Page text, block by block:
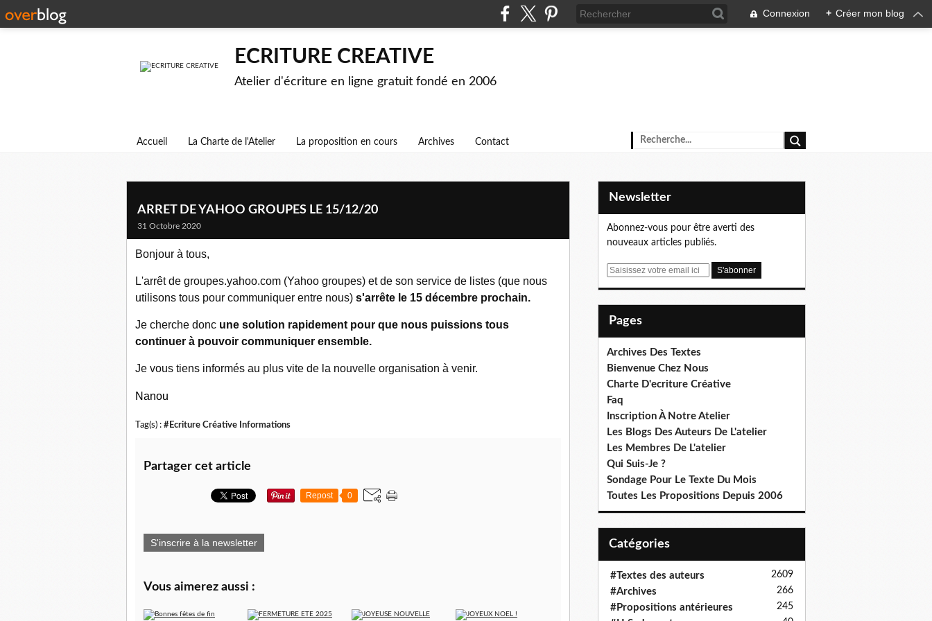
Connexion + Créer mon blog
ECRITURE CREATIVE
Atelier d'écriture en ligne gratuit fondé en 2006
Accueil La Charte de l'Atelier La proposition en cours Archives Contact
ARRET DE YAHOO GROUPES LE 15/12/20
31 Octobre 2020
Bonjour à tous,
L'arrêt de groupes.yahoo.com (Yahoo groupes) et de son service de listes (que nous
utilisons tous pour communiquer entre nous) s'arrête le 15 décembre prochain.
Je cherche donc une solution rapidement pour que nous puissions tous
continuer à pouvoir communiquer ensemble.
Je vous tiens informés au plus vite de la nouvelle organisation à venir.
Nanou
Tag(s) : #Ecriture Créative Informations
Partager cet article
Repost 0
S'inscrire à la newsletter
Vous aimerez aussi :
Newsletter
Abonnez-vous pour être averti des
nouveaux articles publiés.
E
Pages
Archives Des Textes
Bienvenue Chez Nous
Charte D'ecriture Créative
Faq
Inscription À Notre Atelier
Les Blogs Des Auteurs De L'atelier
Les Membres De L'atelier
Qui Suis-Je ?
Sondage Pour Le Texte Du Mois
Toutes Les Propositions Depuis 2006
Catégories
#Textes des auteurs 2609
#Archives 266
#Propositions antérieures 245